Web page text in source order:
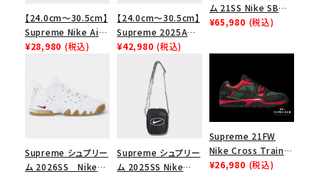
【24.0cm～30.5cm】
Supreme Nike Air
Force 1 Low シュプ
ューズ ホワイト
¥28,980 (税込)
【24.0cm～30.5cm】
Supreme 2025AW
Nike SB Dunk Low
ナイキ SB ダンク ロ
ー スニーカー ホワイ
¥42,980 (税込)
ム 21SS Nike SB
Dunk Low ナイキSB
¥65,980 (税込)
Supreme シュプリー
ム 2026SS Nike
Supreme シュプリー
ム 2025SS Nike
Supreme 21FW
Nike Cross Trainer
Low ナイキクロスト
¥26,980 (税込)